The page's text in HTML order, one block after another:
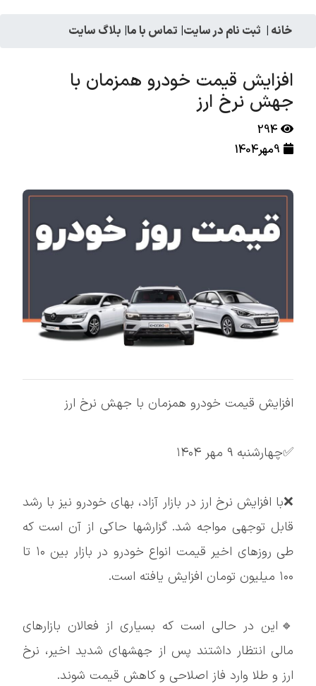
خانه | ثبت نام در سایت| تماس با ما| بلاگ سایت
افزایش قیمت خودرو همزمان با
جهش نرخ ارز
294
9مهر1404
افزایش قیمت خودرو همزمان با جهش نرخ ارز
✅چهارشنبه ۹ مهر ۱۴۰۴
❌با افزایش نرخ ارز در بازار آزاد، بهای خودرو نیز با رشد
قابل توجهی مواجه شد. گزارشها حاکی از آن است که
طی روزهای اخیر قیمت انواع خودرو در بازار بین ۱۰ تا
۱۰۰ میلیون تومان افزایش یافته است.
🔹این در حالی است که بسیاری از فعالان بازارهای
مالی انتظار داشتند پس از جهشهای شدید اخیر، نرخ
ارز و طلا وارد فاز اصلاحی و کاهش قیمت شوند.